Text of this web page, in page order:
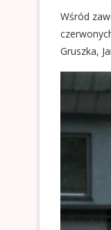
Wśród
Gruszka,